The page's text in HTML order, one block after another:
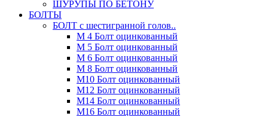
ШУРУПЫ ПО БЕТОНУ
БОЛТЫ
БОЛТ с шестигранной голов..
М 4 Болт оцинкованный
М 5 Болт оцинкованный
М 6 Болт оцинкованный
М 8 Болт оцинкованный
М10 Болт оцинкованный
М12 Болт оцинкованный
М14 Болт оцинкованный
М16 Болт оцинкованный